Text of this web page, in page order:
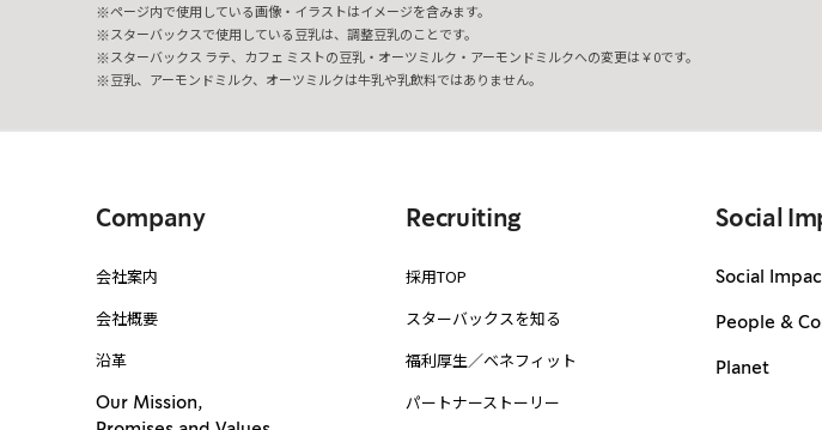
ページ内で使用している画像・イラストはイメージを含みます。
スターバックスで使用している豆乳は、調整豆乳のことです。
スターバックス ラテ、カフェ ミストの豆乳・オーツミルク・アーモンドミルクへの変更は￥0です。
豆乳、アーモンドミルク、オーツミルクは牛乳や乳飲料ではありません。
Company
会社案内
会社概要
沿革
Our Mission,
Recruiting
採用TOP
スターバックスを知る
福利厚生／ベネフィット
パートナーストーリー
Social
Social
People &
Planet